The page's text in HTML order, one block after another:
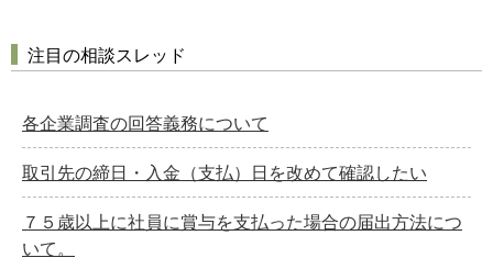
注目の相談スレッド
各企業調査の回答義務について
取引先の締日・入金（支払）日を改めて確認したい
７５歳以上に社員に賞与を支払った場合の届出方法につ
いて。